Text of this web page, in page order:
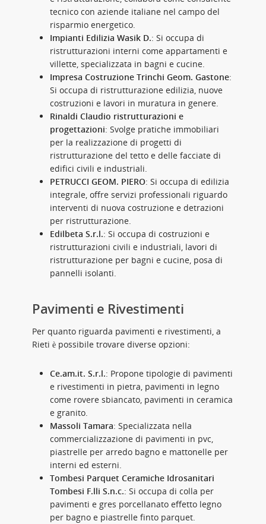
tecnico con aziende italiane nel campo del
risparmio energetico.
Impianti Edilizia Wasik D.: Si occupa di
ristrutturazioni interni come appartamenti e
villette, specializzata in bagni e cucine.
Impresa Costruzione Trinchi Geom. Gastone:
Si occupa di ristrutturazione edilizia, nuove
costruzioni e lavori in muratura in genere.
Rinaldi Claudio ristrutturazioni e
progettazioni: Svolge pratiche immobiliari
per la realizzazione di progetti di
ristrutturazione del tetto e delle facciate di
edifici civili e industriali.
PETRUCCI GEOM. PIERO: Si occupa di edilizia
integrale, offre servizi professionali riguardo
interventi di nuova costruzione e detrazioni
per ristrutturazione.
Edilbeta S.r.l.: Si occupa di costruzioni e
ristrutturazioni civili e industriali, lavori di
ristrutturazione per bagni e cucine, posa di
pannelli isolanti.
Pavimenti e Rivestimenti
Per quanto riguarda pavimenti e rivestimenti, a
Rieti è possibile trovare diverse opzioni:
Ce.am.it. S.r.l.: Propone tipologie di pavimenti
e rivestimenti in pietra, pavimenti in legno
come rovere sbiancato, pavimenti in ceramica
e granito.
Massoli Tamara: Specializzata nella
commercializzazione di pavimenti in pvc,
piastrelle per arredo bagno e mattonelle per
interni ed esterni.
Tombesi Parquet Ceramiche Idrosanitari
Tombesi F.lli S.n.c.: Si occupa di colla per
pavimenti e gres porcellanato effetto legno
per bagno e piastrelle finto parquet.